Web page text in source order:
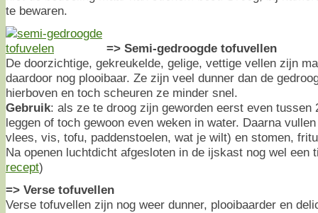
te bewaren.
=> Semi-gedroogde tofuvellen
De doorzichtige, gekreukelde, gelige, vettige vellen zijn
daardoor nog plooibaar. Ze zijn veel dunner dan de
hierboven en toch scheuren ze minder snel.
Gebruik: als ze te droog zijn geworden eerst even tussen
leggen of toch gewoon even weken in water. Daarna
vlees, vis, tofu, paddenstoelen, wat je wilt) en stomen,
Na openen luchtdicht afgesloten in de ijskast nog wel een
recept)
=> Verse tofuvellen
Verse tofuvellen zijn nog weer dunner, plooibaarder en